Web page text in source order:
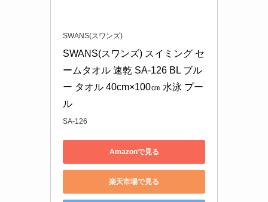
SWANS(スワンズ)
SWANS(スワンズ) スイミング セ
ームタオル 速乾 SA-126 BL ブル
ー タオル 40cm×100㎝ 水泳 プー
ル
SA-126
Amazonで見る
楽天市場で見る